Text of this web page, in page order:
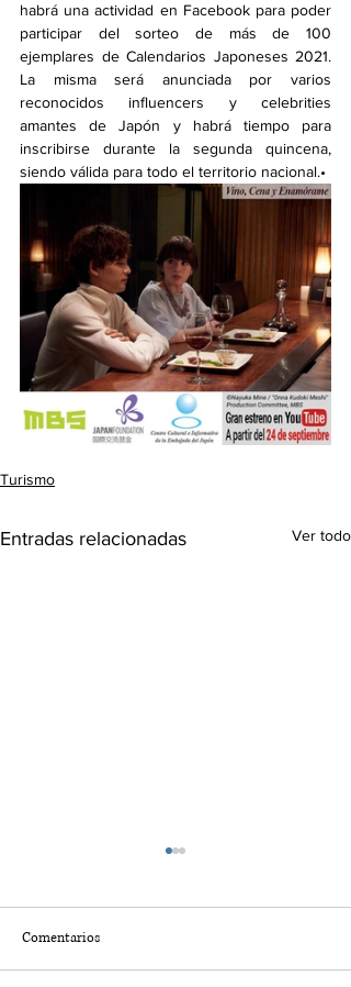
habrá una actividad en Facebook para poder
participar del sorteo de más de 100
ejemplares de Calendarios Japoneses 2021.
La misma será anunciada por varios
reconocidos influencers y celebrities
amantes de Japón y habrá tiempo para
inscribirse durante la segunda quincena,
siendo válida para todo el territorio nacional.•
Turismo
Entradas relacionadas Ver todo
Comentarios